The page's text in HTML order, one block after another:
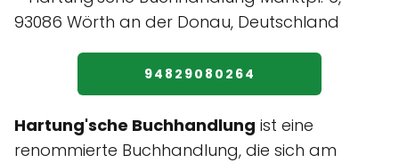
94829080264
Hartung'sche Buchhandlung ist eine
renommierte Buchhandlung, die sich am